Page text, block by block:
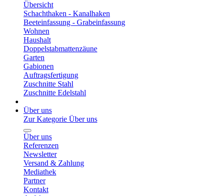
Übersicht
Schachthaken - Kanalhaken
Beeteinfassung - Grabeinfassung
Wohnen
Haushalt
Doppelstabmattenzäune
Garten
Gabionen
Auftragsfertigung
Zuschnitte Stahl
Zuschnitte Edelstahl
Über uns
Zur Kategorie Über uns
Über uns
Referenzen
Newsletter
Versand & Zahlung
Mediathek
Partner
Kontakt